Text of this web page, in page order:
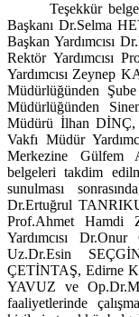
Teşekkür
Başkanı Dr.Selma
Başkan Yardımcısı
Rektör Yardımcısı
Yardımcısı Zeynep
Müdürlüğünden
Müdürlüğünden
Müdürü İlhan DİNÇ,
Vakfı Müdür
Merkezine Gülfem
belgeleri takdim
sunulması
Dr.Ertuğrul
Prof.Ahmet Hamdi
Yardımcısı
Uz.Dr.Esin
ÇETİNTAŞ, Edirne
YAVUZ ve
faaliyetlerinde